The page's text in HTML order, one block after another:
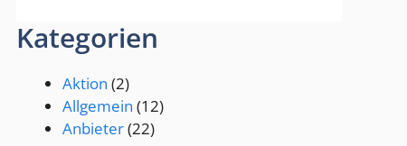
Kategorien
Aktion (2)
Allgemein (12)
Anbieter(22)